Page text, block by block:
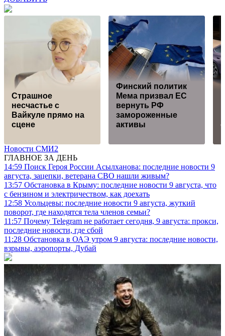
Страшное
несчастье с
Вайкуле прямо на
сцене
Финский политик
Мема призвал ЕС
вернуть РФ
замороженные
активы
Новости СМИ2
ГЛАВНОЕ ЗА ДЕНЬ
14:59 Поиск Героя России Асылханова: последние новости 9
августа, зацепки, ветерана СВО нашли живым?
13:57 Обстановка в Крыму: последние новости 9 августа, что
с бензином и электричеством, как доехать
12:58 Усольцевы: последние новости 9 августа, жуткий
поворот, где находятся тела членов семьи?
11:57 Почему Telegram не работает сегодня, 9 августа: прокси,
последние новости, где сбой
11:28 Обстановка в ОАЭ утром 9 августа: последние новости,
взрывы, аэропорты, Дубай